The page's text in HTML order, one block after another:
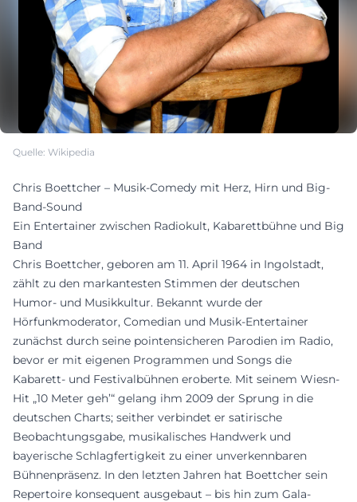
Quelle: Wikipedia
Chris Boettcher – Musik-Comedy mit Herz, Hirn und Big-
Band-Sound
Ein Entertainer zwischen Radiokult, Kabarettbühne und Big
Band
Chris Boettcher, geboren am 11. April 1964 in Ingolstadt,
zählt zu den markantesten Stimmen der deutschen
Humor- und Musikkultur. Bekannt wurde der
Hörfunkmoderator, Comedian und Musik-Entertainer
zunächst durch seine pointensicheren Parodien im Radio,
bevor er mit eigenen Programmen und Songs die
Kabarett- und Festivalbühnen eroberte. Mit seinem Wiesn-
Hit „10 Meter geh’“ gelang ihm 2009 der Sprung in die
deutschen Charts; seither verbindet er satirische
Beobachtungsgabe, musikalisches Handwerk und
bayerische Schlagfertigkeit zu einer unverkennbaren
Bühnenpräsenz. In den letzten Jahren hat Boettcher sein
Repertoire konsequent ausgebaut – bis hin zum Gala-